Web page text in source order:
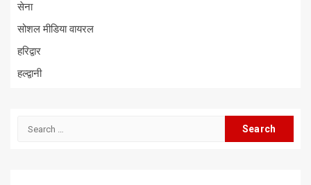
सेना
सोशल मीडिया वायरल
हरिद्वार
हल्द्वानी
Search